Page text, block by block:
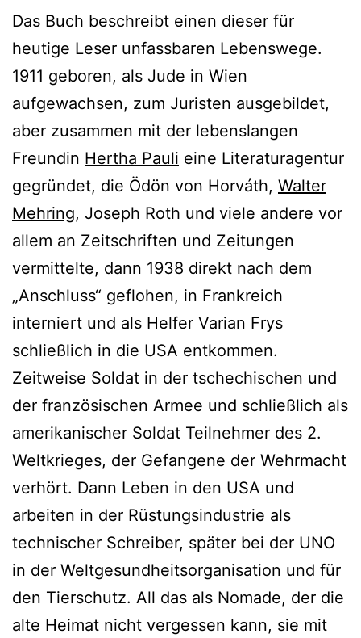
Das Buch beschreibt einen dieser für
heutige Leser unfassbaren Lebenswege.
1911 geboren, als Jude in Wien
aufgewachsen, zum Juristen ausgebildet,
aber zusammen mit der lebenslangen
Freundin Hertha Pauli eine Literaturagentur
gegründet, die Ödön von Horváth, Walter
Mehring, Joseph Roth und viele andere vor
allem an Zeitschriften und Zeitungen
vermittelte, dann 1938 direkt nach dem
„Anschluss“ geflohen, in Frankreich
interniert und als Helfer Varian Frys
schließlich in die USA entkommen.
Zeitweise Soldat in der tschechischen und
der französischen Armee und schließlich als
amerikanischer Soldat Teilnehmer des 2.
Weltkrieges, der Gefangene der Wehrmacht
verhört. Dann Leben in den USA und
arbeiten in der Rüstungsindustrie als
technischer Schreiber, später bei der UNO
in der Weltgesundheitsorganisation und für
den Tierschutz. All das als Nomade, der die
alte Heimat nicht vergessen kann, sie mit